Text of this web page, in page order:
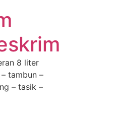
8 liter
tambun –
– tasik –